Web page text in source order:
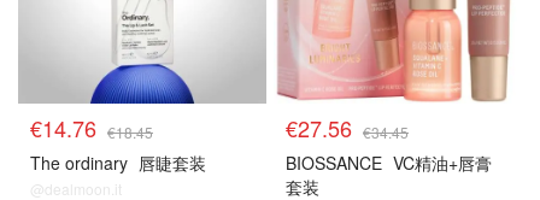
€14.76 €18.45
The ordinary 唇睫套装
@dealmoon.it
€27.56 €34.45
BIOSSANCE VC精油+唇膏
套装